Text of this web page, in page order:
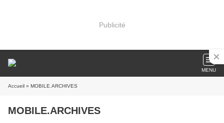
Publicité
MENU
Accueil » MOBILE.ARCHIVES
MOBILE.ARCHIVES